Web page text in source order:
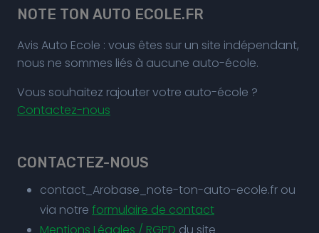
NOTE TON AUTO ECOLE.FR
Avis Auto Ecole : vous êtes sur un site indépendant,
nous ne sommes liés à aucune auto-école.
Vous souhaitez rajouter votre auto-école ?
Contactez-nous
CONTACTEZ-NOUS
contact_Arobase_note-ton-auto-ecole.fr ou
via notre formulaire de contact
Mentions Légales / RGPD du site